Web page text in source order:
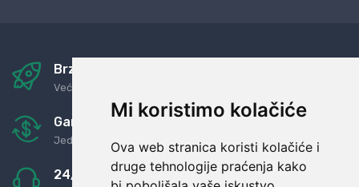
Mi koristimo kolačiće
Ova web stranica koristi kolačiće i
druge tehnologije praćenja kako
Brza i sigurna dostava
Već za nekoliko dana kod vas
Garancija u povrat novaca
Jednostavno pravilo: Roba za novac
24/7 odlična podrška